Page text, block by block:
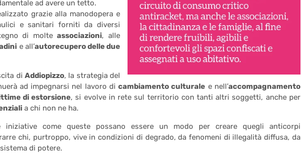
ad avere un tetto.
grazie alla manodopera e
e sanitari forniti da diversi
di molte associazioni, alle
e all’autorecupero delle due
di Addiopizzo, la strategia del
ad impegnarsi nel lavoro dicambiamento culturale e nell’accompagnamento
di estorsione, si evolve in rete sul territorio con tanti altri soggetti, anche per
a chi non ne ha.
iniziative come queste possano essere un modo per creare quegli anticorpi
chi, purtroppo, vive in condizioni di degrado, da fenomeni di illegalità diffusa, da
di potere.